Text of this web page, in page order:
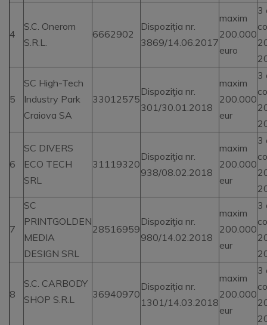
4
S.C. Onerom
S.R.L.
6662902
Dispoziția nr.
3869/14.06.2017
maxim
200.000
euro
3
5
SC High-Tech
Industry Park
Craiova SA
33012575
Dispoziţia nr.
301/30.01.2018
maxim
200.000
eur
3
6
SC DIVERS
ECO TECH
SRL
31119320
Dispoziţia nr.
938/08.02.2018
maxim
200.000
eur
3
7
SC
PRINTGOLDEN
MEDIA
DESIGN SRL
28516959
Dispoziţia nr.
980/14.02.2018
maxim
200.000
eur
3
8
S.C. CARBODY
SHOP S.R.L
36940970
Dispoziția nr.
1301/14.03.2018
maxim
200.000
eur
3